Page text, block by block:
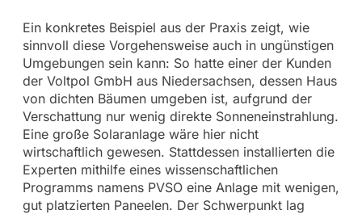
Ein konkretes Beispiel aus der Praxis zeigt, wie
sinnvoll diese Vorgehensweise auch in ungünstigen
Umgebungen sein kann: So hatte einer der Kunden
der Voltpol GmbH aus Niedersachsen, dessen Haus
von dichten Bäumen umgeben ist, aufgrund der
Verschattung nur wenig direkte Sonneneinstrahlung.
Eine große Solaranlage wäre hier nicht
wirtschaftlich gewesen. Stattdessen installierten die
Experten mithilfe eines wissenschaftlichen
Programms namens PVSO eine Anlage mit wenigen,
gut platzierten Paneelen. Der Schwerpunkt lag